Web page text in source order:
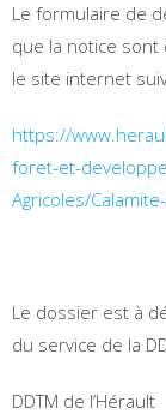
Le formulaire de
que la notice sont
le site internet
https://
foret-et-
Agricoles/
Le dossier est à
du service de la
DDTM de l’Hérault